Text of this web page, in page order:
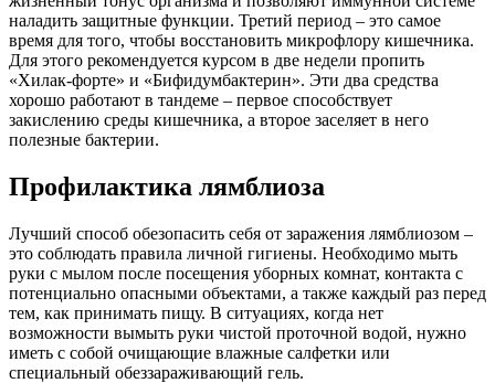
наладить защитные функции. Третий период – это самое
время для того, чтобы восстановить микрофлору кишечника.
Для этого рекомендуется курсом в две недели пропить
«Хилак-форте» и «Бифидумбактерин». Эти два средства
хорошо работают в тандеме – первое способствует
закислению среды кишечника, а второе заселяет в него
полезные бактерии.
Профилактика лямблиоза
Лучший способ обезопасить себя от заражения лямблиозом –
это соблюдать правила личной гигиены. Необходимо мыть
руки с мылом после посещения уборных комнат, контакта с
потенциально опасными объектами, а также каждый раз перед
тем, как принимать пищу. В ситуациях, когда нет
возможности вымыть руки чистой проточной водой, нужно
иметь с собой очищающие влажные салфетки или
специальный обеззараживающий гель.